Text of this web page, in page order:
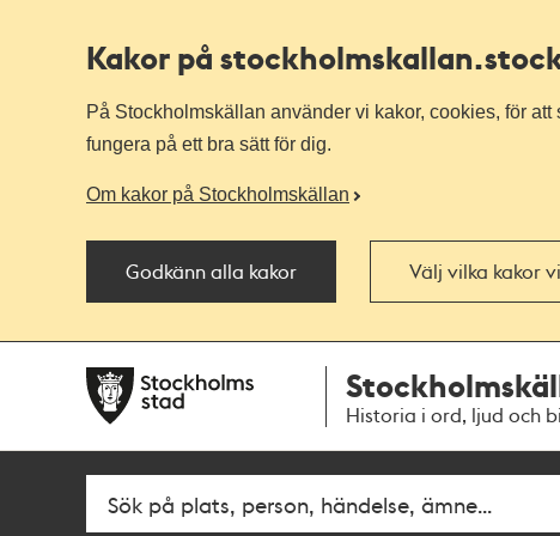
Kakor på stockholmskallan
På Stockholmskällan använder vi kakor, cookies, för
fungera på ett bra sätt för dig.
Om kakor på Stockholmskällan
Godkänn alla kakor Välj vilka kakor
navigationen
huvudinnehållet
Historia i ord, ljud och
SökFritextsök